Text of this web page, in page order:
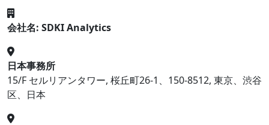
会社名: SDKI Analytics
日本事務所
15/F セルリアンタワー, 桜丘町26-1、150-8512, 東京、渋谷
区、日本